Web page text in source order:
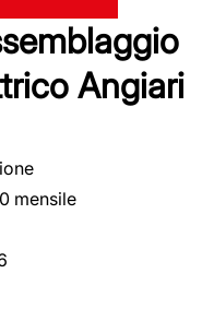
Angiari
mensile